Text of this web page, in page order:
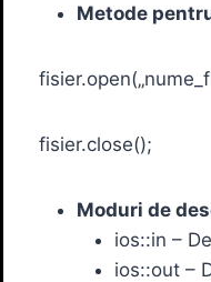
Metode
fisier.close();
Moduri de
ios::in –
ios::out –